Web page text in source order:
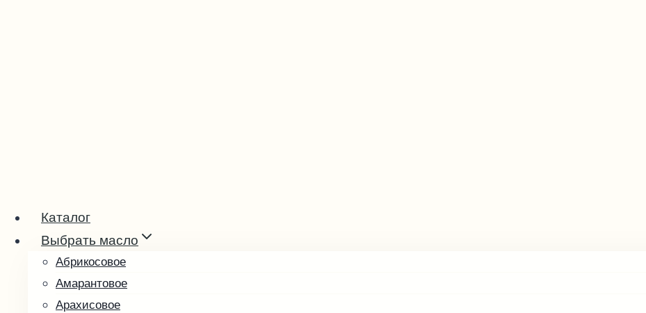
Каталог
Выбрать масло
Абрикосовое
Амарантовое
Арахисовое